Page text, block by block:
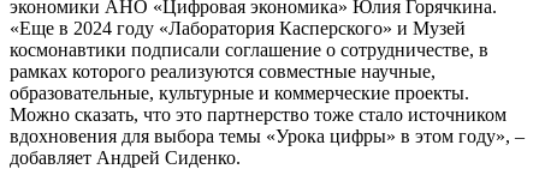
экономики АНО «Цифровая экономика» Юлия Горячкина.
«Еще в 2024 году «Лаборатория Касперского» и Музей
космонавтики подписали соглашение о сотрудничестве, в
рамках которого реализуются совместные научные,
образовательные, культурные и коммерческие проекты.
Можно сказать, что это партнерство тоже стало источником
вдохновения для выбора темы «Урока цифры» в этом году», –
добавляет Андрей Сиденко.